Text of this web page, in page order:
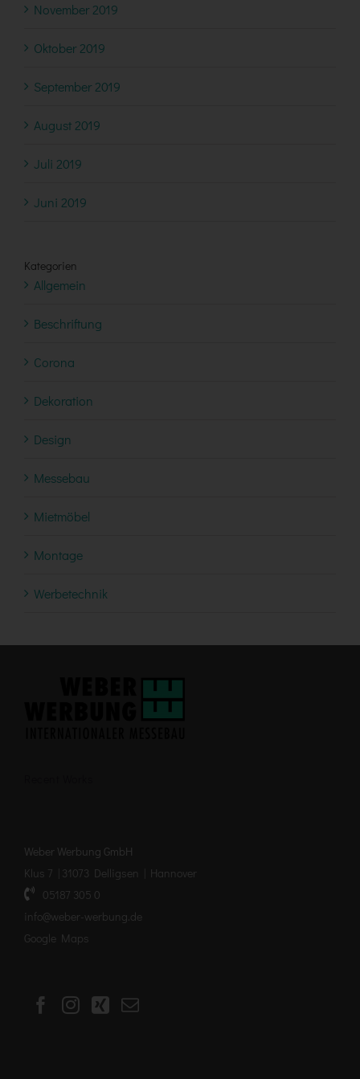
November 2019
Oktober 2019
September 2019
August 2019
Juli 2019
Juni 2019
Kategorien
Allgemein
Beschriftung
Corona
Dekoration
Design
Messebau
Mietmöbel
Montage
Werbetechnik
Weber Werbung GmbH
Klus 7 | 31073 Delligsen | Hannover
05187 305 0
info@weber-werbung.de
Google Maps